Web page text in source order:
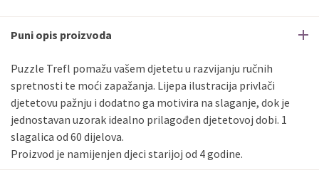
Puni opis proizvoda
Puzzle Trefl pomažu vašem djetetu u razvijanju ručnih
spretnosti te moći zapažanja. Lijepa ilustracija privlači
djetetovu pažnju i dodatno ga motivira na slaganje, dok je
jednostavan uzorak idealno prilagođen djetetovoj dobi. 1
slagalica od 60 dijelova.
Proizvod je namijenjen djeci starijoj od 4 godine.